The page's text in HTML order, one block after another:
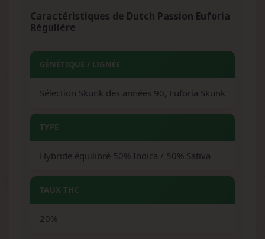
Caractéristiques de Dutch Passion Euforia
Régulière
GÉNÉTIQUE / LIGNÉE
Sélection Skunk des années 90, Euforia Skunk
TYPE
Hybride équilibré 50% Indica / 50% Sativa
TAUX THC
20%